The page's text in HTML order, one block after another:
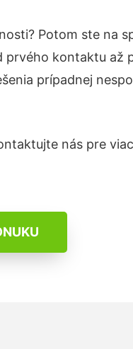
Potom ste na
kontaktu až
prípadnej
nás pre